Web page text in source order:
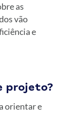
as
vão
e
projeto?
orientar e